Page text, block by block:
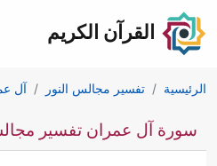
القرآن الكريم
الرئيسية تفسير مجالس النور آل
سورة آل عمران تفسير مجالس